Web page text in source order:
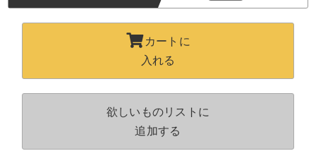
カートに
入れる
欲しいものリストに
追加する